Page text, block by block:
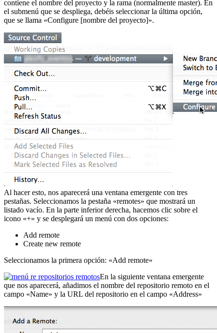
contiene el nombre del proyecto y la rama (normalmente master). En
el submenú que se despliega, debéis seleccionar la última opción,
que se llama «Configure [nombre del proyecto]».
Al hacer esto, nos aparecerá una ventana emergente con tres
pestañas. Seleccionamos la pestaña «remotes» que mostrará un
listado vacío. En la parte inferior derecha, hacemos clic sobre el
icono «+» y se desplegará un menú con dos opciones:
Add remote
Create new remote
Seleccionamos la primera opción: «Add remote»
En la siguiente ventana emergente
que nos aparecerá, añadimos el nombre del repositorio remoto en el
campo «Name» y la URL del repositorio en el campo «Address»